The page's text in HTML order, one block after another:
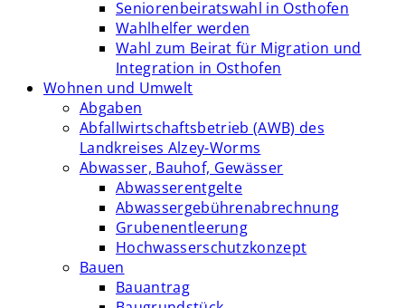
Seniorenbeiratswahl in Osthofen
Wahlhelfer werden
Wahl zum Beirat für Migration und
Integration in Osthofen
Wohnen und Umwelt
Abgaben
Abfallwirtschaftsbetrieb (AWB) des
Landkreises Alzey-Worms
Abwasser, Bauhof, Gewässer
Abwasserentgelte
Abwassergebührenabrechnung
Grubenentleerung
Hochwasserschutzkonzept
Bauen
Bauantrag